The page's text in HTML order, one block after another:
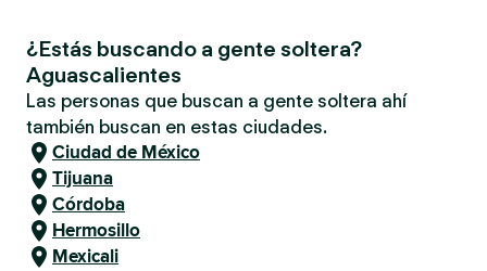
¿Estás buscando a gente soltera?
Aguascalientes
Las personas que buscan a gente soltera ahí
también buscan en estas ciudades.
Ciudad de México
Tijuana
Córdoba
Hermosillo
Mexicali